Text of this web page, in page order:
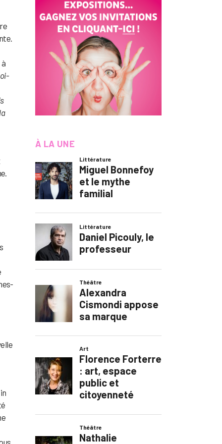
À LA UNE